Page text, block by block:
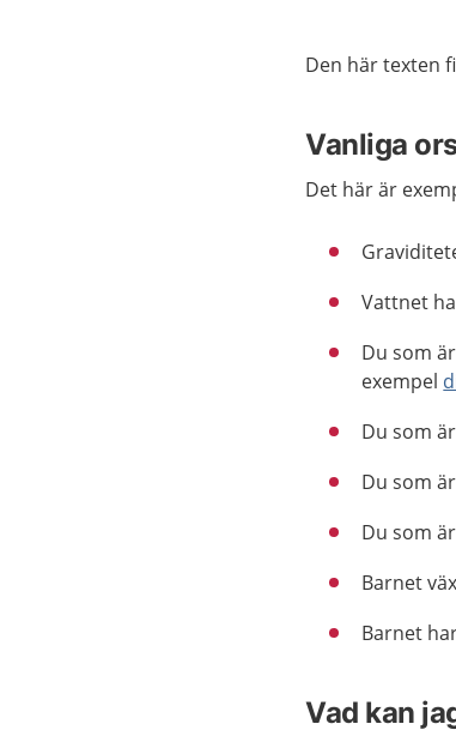
Den här texten
Vanliga
Det här är
Vattnet
Du som
exempel
Du som
Du som
Du som
Barnet
Barnet
Vad kan